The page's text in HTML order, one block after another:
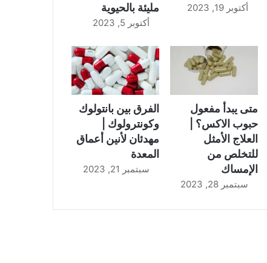
أكتوبر 19, 2023
مليئة بالحيوية
أكتوبر 5, 2023
متى يبدأ مفعول
حبوب الاكس؟ |
العلاج الأمثل
للتخلص من
الإمساك
سبتمبر 28, 2023
الفرق بين بانتولوك
وكونترولوك |
مهدئان لأنين أعماق
المعدة
سبتمبر 21, 2023